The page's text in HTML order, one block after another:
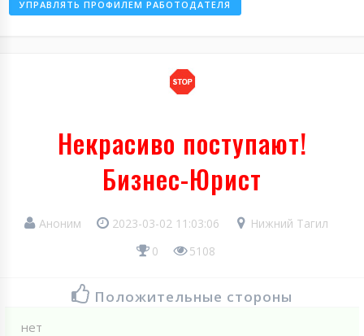
УПРАВЛЯТЬ ПРОФИЛЕМ РАБОТОДАТЕЛЯ
Некрасиво поступают!
Бизнес-Юрист
Аноним 2023-03-02 11:03:06
Нижний Тагил
0
5108
Положительные стороны
нет